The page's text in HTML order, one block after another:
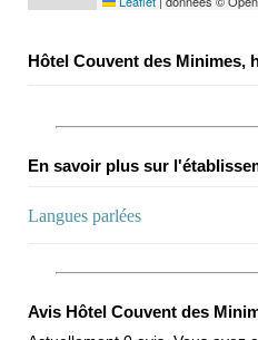
Hôtel Couvent des Minimes,
En savoir plus sur
Langues parlées
Avis Hôtel Couvent des